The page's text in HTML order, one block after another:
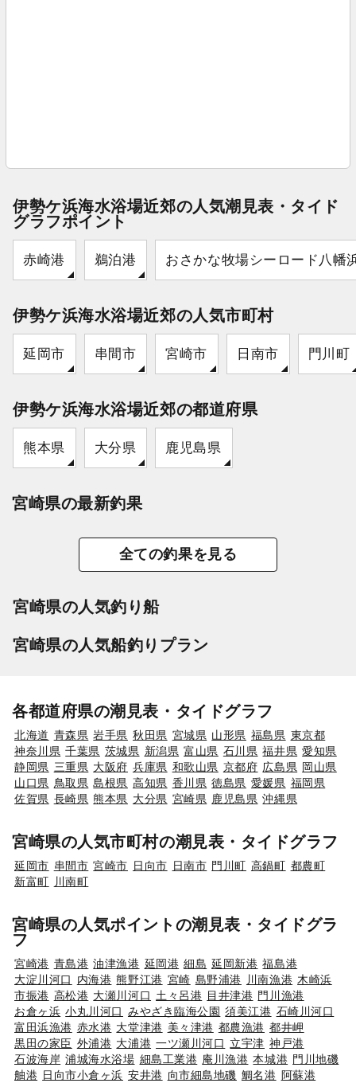
伊勢ケ浜海水浴場近郊の人気潮見表・タイド
グラフポイント
赤崎港 鵜泊港 おさかな牧場シーロード八幡
伊勢ケ浜海水浴場近郊の人気市町村
延岡市 串間市 宮崎市 日南市 門川町
伊勢ケ浜海水浴場近郊の都道府県
熊本県 大分県 鹿児島県
宮崎県の最新釣果
全ての釣果を見る
宮崎県の人気釣り船
宮崎県の人気船釣りプラン
各都道府県の潮見表・タイドグラフ
北海道 青森県 岩手県 秋田県 宮城県 山形県 福島県 東京都
神奈川県 千葉県 茨城県 新潟県 富山県 石川県 福井県 愛知県
静岡県 三重県 大阪府 兵庫県 和歌山県 京都府 広島県 岡山県
山口県 鳥取県 島根県 高知県 香川県 徳島県 愛媛県 福岡県
佐賀県 長崎県 熊本県 大分県 宮崎県 鹿児島県 沖縄県
宮崎県の人気市町村の潮見表・タイドグラフ
延岡市 串間市 宮崎市 日向市 日南市 門川町 高鍋町 都農町
新富町
川南町
宮崎県の人気ポイントの潮見表・タイドグラ
フ
宮崎港 青島港 油津漁港 延岡港 細島 延岡新港 福島港
大淀川河口
内海港 熊野江港 宮崎 島野浦港 川南漁港 木崎浜
市振港 高松港 大瀬川河口 土々呂港 目井津港 門川漁港
お倉ヶ浜 小丸川河口 みやざき臨海公園 須美江港 石崎川河口
富田浜漁港 赤水港 大堂津港 美々津港 都農漁港 都井岬
黒田の家臣 外浦港 大浦港 一ツ瀬川河口 立宇津 神戸港
石波海岸 浦城海水浴場 細島工業港 庵川漁港 本城港 門川地磯
舳港 日向市小倉ヶ浜 安井港 向市細島地磯 鯛名港 阿蘇港